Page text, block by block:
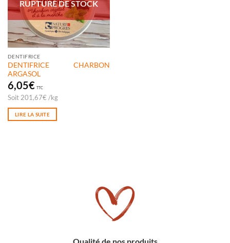
RUPTURE DE STOCK
DENTIFRICE
DENTIFRICE CHARBON
ARGASOL
6,05€ TTC
Soit 201,67€ /kg
LIRE LA SUITE
Qualité de nos produits